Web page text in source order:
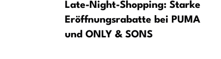
Late-Night-Shopping: Starke
Eröffnungsrabatte bei PUMA
und ONLY & SONS